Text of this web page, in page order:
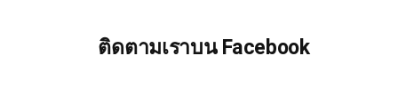
ติดตามเราบน Facebook